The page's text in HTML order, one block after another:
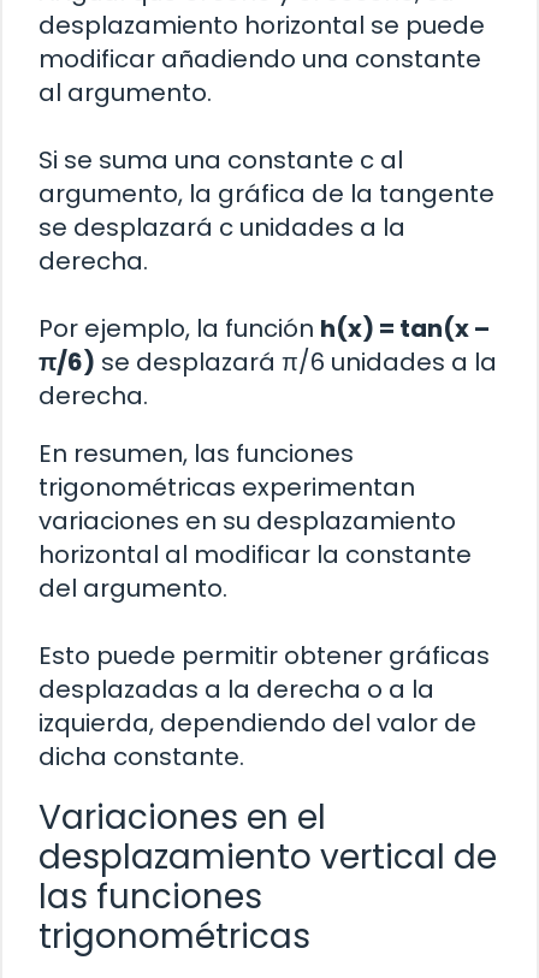
desplazamiento horizontal se puede
modificar añadiendo una constante
al argumento.
Si se suma una constante c al
argumento, la gráfica de la tangente
se desplazará c unidades a la
derecha.
Por ejemplo, la función h(x) = tan(x –
π/6) se desplazará π/6 unidades a la
derecha.
En resumen, las funciones
trigonométricas experimentan
variaciones en su desplazamiento
horizontal al modificar la constante
del argumento.
Esto puede permitir obtener gráficas
desplazadas a la derecha o a la
izquierda, dependiendo del valor de
dicha constante.
Variaciones en el
desplazamiento vertical de
las funciones
trigonométricas